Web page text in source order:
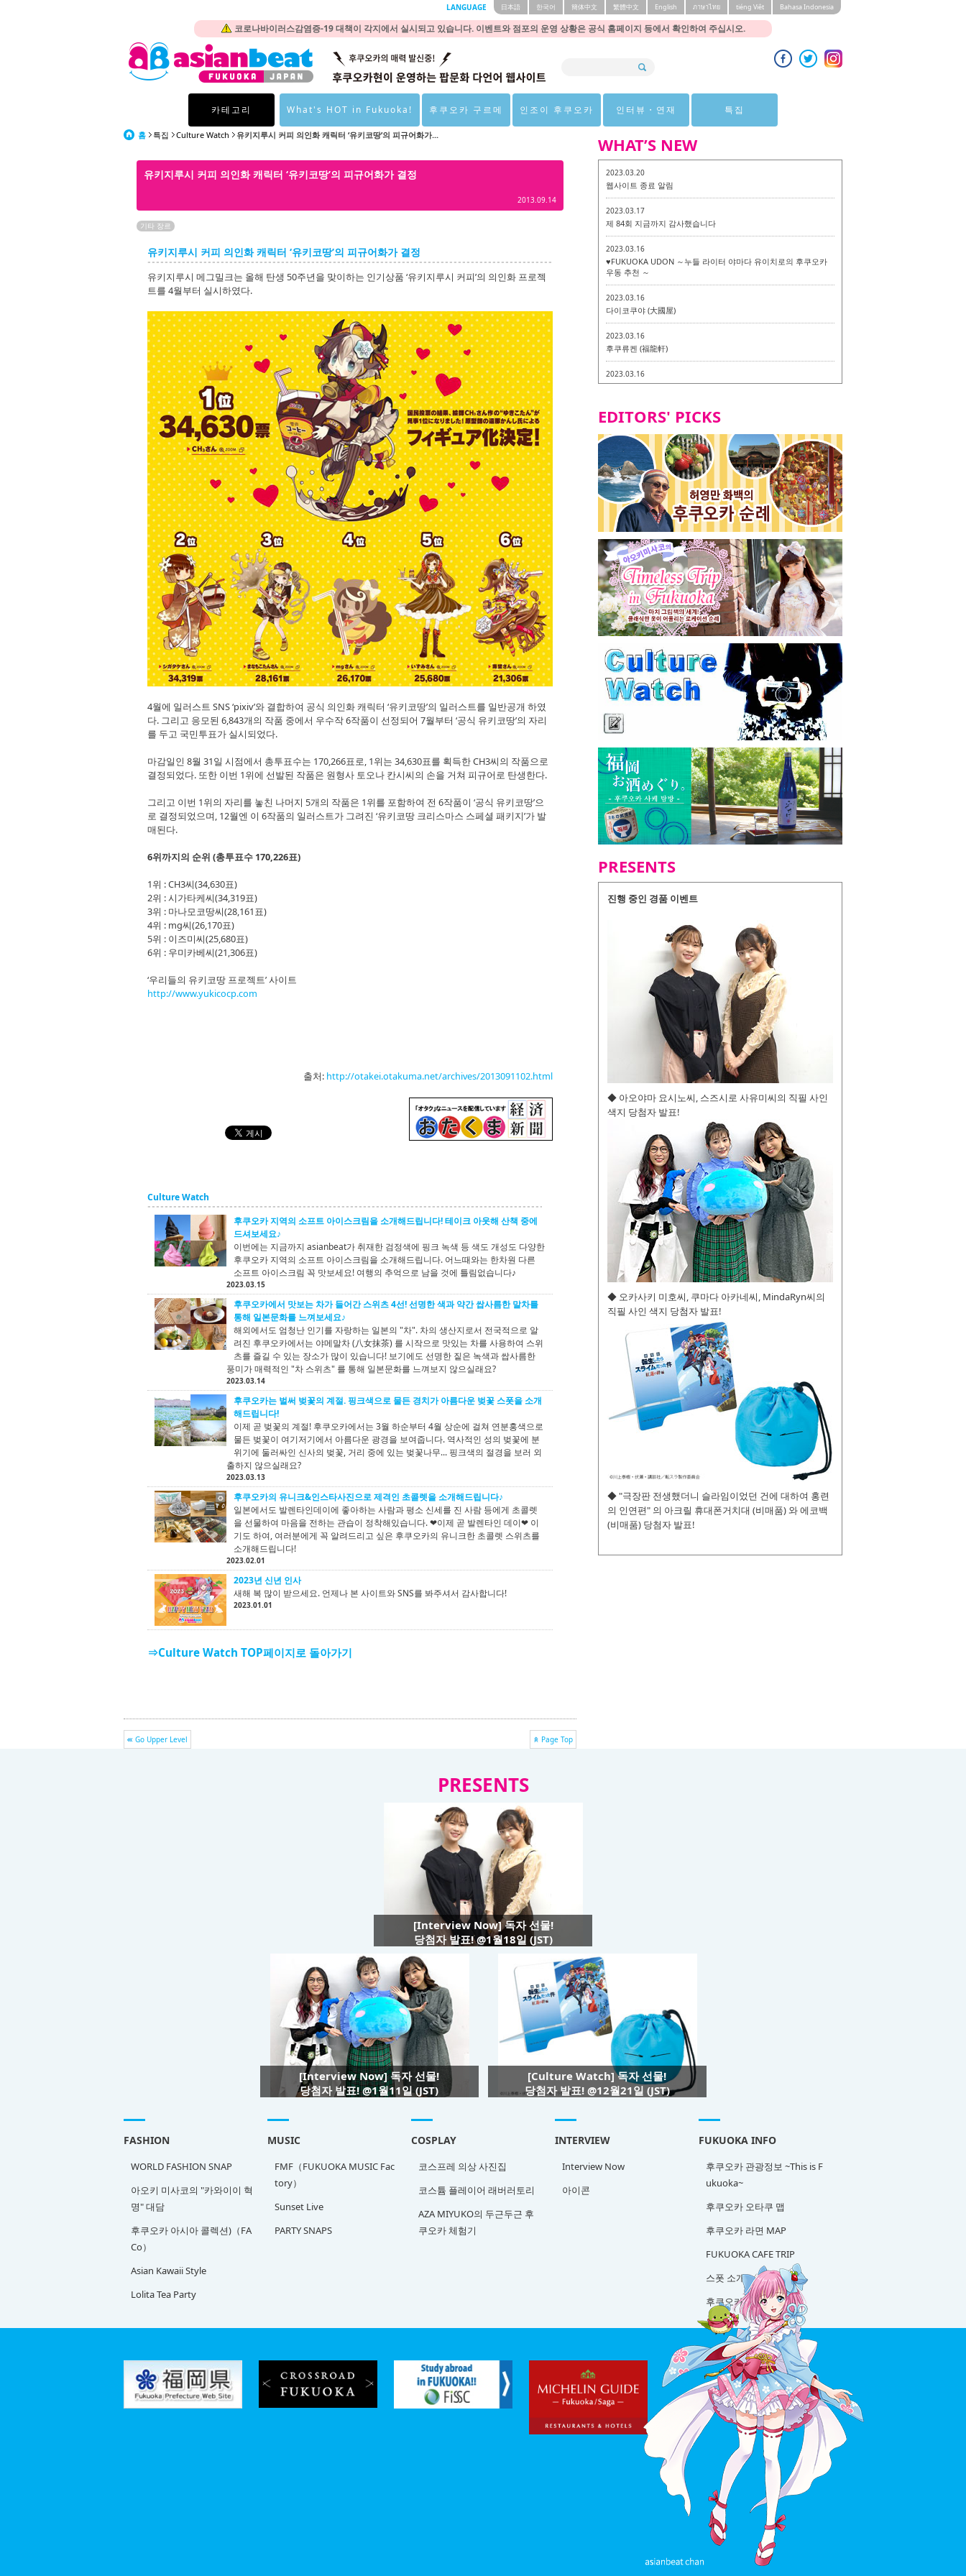
코로나바이러스감염증-19 대책이 각지에서 실시되고 있습니다. 이벤트와 점포의 운영 상황은 공식 홈페이지 등에서 확인하여 주십시오.
LANGUAGE 日本語 한국어 簡体中文 繁體中文 English ภาษาไทย tiéng Viêt Bahasa Indonesia
카테고리 What's HOT in Fukuoka! 후쿠오카 구르메 인조이 후쿠오카 인터뷰・연재 특집
홈 특집 Culture Watch 유키지루시 커피 의인화 캐릭터 ‘유키코땅’의 피규어화가...
유키지루시 커피 의인화 캐릭터 ‘유키코땅’의 피규어화가 결정
2013.09.14
기타 장르
유키지루시 커피 의인화 캐릭터 ‘유키코땅’의 피규어화가 결정
유키지루시 메그밀크는 올해 탄생 50주년을 맞이하는 인기상품 ‘유키지루시 커피’의 의인화 프로젝
트를 4월부터 실시하였다.
4월에 일러스트 SNS ‘pixiv’와 결합하여 공식 의인화 캐릭터 ‘유키코땅’의 일러스트를 일반공개 하였
다. 그리고 응모된 6,843개의 작품 중에서 우수작 6작품이 선정되어 7월부터 ‘공식 유키코땅’의 자리
를 두고 국민투표가 실시되었다.
마감일인 8월 31일 시점에서 총투표수는 170,266표로, 1위는 34,630표를 획득한 CH3씨의 작품으로
결정되었다. 또한 이번 1위에 선발된 작품은 원형사 토오나 칸시씨의 손을 거쳐 피규어로 탄생한다.
그리고 이번 1위의 자리를 놓친 나머지 5개의 작품은 1위를 포함하여 전 6작품이 ‘공식 유키코땅’으
로 결정되었으며, 12월엔 이 6작품의 일러스트가 그려진 ‘유키코땅 크리스마스 스페셜 패키지’가 발
매된다.
6위까지의 순위 (총투표수 170,226표)
1위 : CH3씨(34,630표)
2위 : 시가타케씨(34,319표)
3위 : 마나모코땅씨(28,161표)
4위 : mg씨(26,170표)
5위 : 이즈미씨(25,680표)
6위 : 우미카베씨(21,306표)
‘우리들의 유키코땅 프로젝트’ 사이트
http://www.yukicocp.com
출처: http://otakei.otakuma.net/archives/2013091102.html
Culture Watch
후쿠오카 지역의 소프트 아이스크림을 소개해드립니다! 테이크 아웃해 산책 중에
드셔보세요♪
이번에는 지금까지 asianbeat가 취재한 검정색에 핑크 녹색 등 색도 개성도 다양한
후쿠오카 지역의 소프트 아이스크림을 소개해드립니다. 어느때와는 한차원 다른
소프트 아이스크림 꼭 맛보세요! 여행의 추억으로 남을 것에 틀림없습니다♪
2023.03.15
후쿠오카에서 맛보는 차가 들어간 스위츠 4선! 선명한 색과 약간 쌉사름한 말차를
통해 일본문화를 느껴보세요♪
해외에서도 엄청난 인기를 자랑하는 일본의 "차". 차의 생산지로서 전국적으로 알
려진 후쿠오카에서는 야메말차 (八女抹茶) 를 시작으로 맛있는 차를 사용하여 스위
츠를 즐길 수 있는 장소가 많이 있습니다! 보기에도 선명한 짙은 녹색과 쌉사름한
풍미가 매력적인 "차 스위츠" 를 통해 일본문화를 느껴보지 않으실래요?
2023.03.14
후쿠오카는 벌써 벚꽃의 계절. 핑크색으로 물든 경치가 아름다운 벚꽃 스폿을 소개
해드립니다!
이제 곧 벚꽃의 계절! 후쿠오카에서는 3월 하순부터 4월 상순에 걸쳐 연분홍색으로
물든 벚꽃이 여기저기에서 아름다운 광경을 보여줍니다. 역사적인 성의 벚꽃에 분
위기에 둘러싸인 신사의 벚꽃, 거리 중에 있는 벚꽃나무... 핑크색의 절경을 보러 외
출하지 않으실래요?
2023.03.13
후쿠오카의 유니크&인스타사진으로 제격인 초콜렛을 소개해드립니다♪
일본에서도 발렌타인데이에 좋아하는 사람과 평소 신세를 진 사람 등에게 초콜렛
을 선물하여 마음을 전하는 관습이 정착해있습니다. ❤이제 곧 발렌타인 데이❤ 이
기도 하여, 여러분에게 꼭 알려드리고 싶은 후쿠오카의 유니크한 초콜렛 스위츠를
소개해드립니다!
2023.02.01
2023년 신년 인사
새해 복 많이 받으세요. 언제나 본 사이트와 SNS를 봐주셔서 감사합니다!
2023.01.01
⇒Culture Watch TOP페이지로 돌아가기
Go Upper Level Page Top
WHAT’S NEW
2023.03.20
웹사이트 종료 알림
2023.03.17
제 84회 지금까지 감사했습니다
2023.03.16
♥FUKUOKA UDON ～누들 라이터 야마다 유이치로의 후쿠오카
우동 추천 ～
2023.03.16
다이코쿠야 (大國屋)
2023.03.16
후쿠류켄 (福龍軒)
2023.03.16
후쿠오카 라멘 월드 - Presented by 누들 라이터 야마다 유이치로
2023.03.07
비건・베지테리언 메뉴 시식 투어 in 후쿠오카시
2023.03.07
이소기요카라즈 하카타 본점 / 磯ぎよからず 博多本店 - 비건・베
지테리언 메뉴 시식투어 in 후쿠오카시 -
2023.03.02
little stand 다이묘점 -비건・베지테리언 메뉴 시식투어 in 후쿠오
카시
2023.02.28
토치쿠켄 오리오본사 우동점 / 東筑軒 折尾本社うどん店
EDITORS' PICKS
PRESENTS
진행 중인 경품 이벤트
◆ 아오야마 요시노씨, 스즈시로 사유미씨의 직필 사인
색지 당첨자 발표!
◆ 오카사키 미호씨, 쿠마다 아카네씨, MindaRyn씨의
직필 사인 색지 당첨자 발표!
◆ "극장판 전생했더니 슬라임이었던 건에 대하여 홍련
의 인연편" 의 아크릴 휴대폰거치대 (비매품) 와 에코백
(비매품) 당첨자 발표!
PRESENTS
[Interview Now] 독자 선물!
당첨자 발표! @1월18일 (JST)
[Interview Now] 독자 선물!
당첨자 발표! @1월11일 (JST)
[Culture Watch] 독자 선물!
당첨자 발표! @12월21일 (JST)
FASHION
WORLD FASHION SNAP
아오키 미사코의 "카와이이 혁
명" 대담
후쿠오카 아시아 콜렉션)（FA
Co）
Asian Kawaii Style
Lolita Tea Party
MUSIC
FMF（FUKUOKA MUSIC Fac
tory）
Sunset Live
PARTY SNAPS
COSPLAY
코스프레 의상 사진집
코스튬 플레이어 래버러토리
AZA MIYUKO의 두근두근 후
쿠오카 체험기
INTERVIEW
Interview Now
아이콘
FUKUOKA INFO
후쿠오카 관광정보 ~This is F
ukuoka~
후쿠오카 오타쿠 맵
후쿠오카 라면 MAP
FUKUOKA CAFE TRIP
스폿 소개
후쿠오카 사케 탐방